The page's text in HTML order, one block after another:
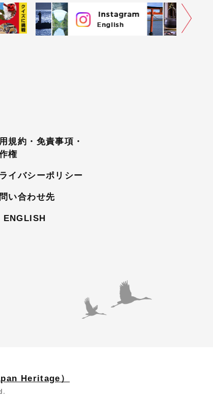
規約・免責事項・
権
イバシーポリシー
い合わせ先
ENGLISH
Heritage）